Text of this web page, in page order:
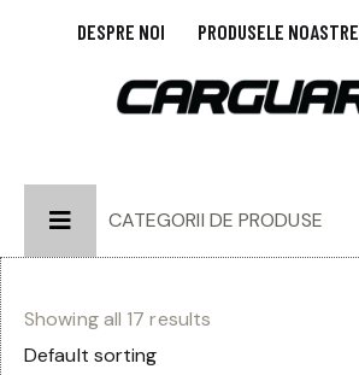
DESPRE NOI PRODUSELE NOASTRE
CATEGORII DE PRODUSE
Showing all 17 results